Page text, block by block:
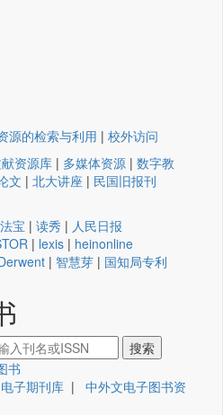
源的检索与利用 | 校外访问
资源库 | 多媒体资源 | 数字教
文 | 北大讲座 | 民国旧报刊
宝 | 读秀 | 人民日报
| lexis | heinonline
| 智慧芽 | 国知局专利
书
子期刊库 | 中外文电子图书资